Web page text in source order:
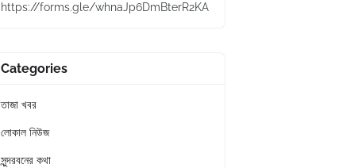
https://forms.gle/whnaJp6DmBterR2KA
Categories
তাজা খবর
লোকাল নিউজ
সুন্দরবনের কথা